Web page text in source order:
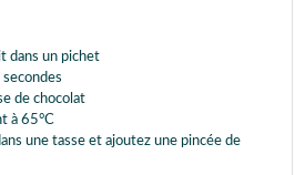
dans un pichet
de chocolat
à 65°C
une tasse et ajoutez une pincée de